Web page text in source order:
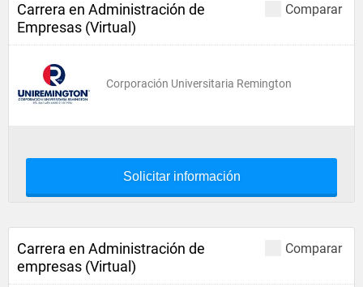
Comparar
Carrera en Administración de
Empresas (Virtual)
Corporación Universitaria Remington
Solicitar información
Comparar
Carrera en Administración de
empresas (Virtual)